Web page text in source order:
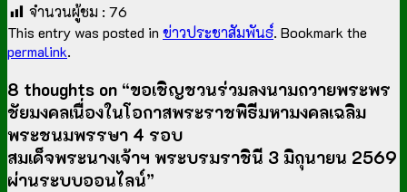
จำนวนผู้ชม : 76
This entry was posted in ข่าวประชาสัมพันธ์. Bookmark the
permalink.
8 thoughts on “ขอเชิญชวนร่วมลงนามถวายพระพร
ชัยมงคลเนื่องในโอกาสพระราชพิธีมหามงคลเฉลิม
พระชนมพรรษา 4 รอบ
สมเด็จพระนางเจ้าฯ พระบรมราชินี 3 มิถุนายน 2569
ผ่านระบบออนไลน์”